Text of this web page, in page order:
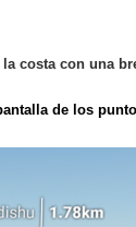
costa con una
de los